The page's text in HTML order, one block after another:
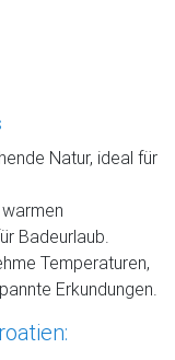
Natur, ideal für
Badeurlaub.
Temperaturen,
Erkundungen.